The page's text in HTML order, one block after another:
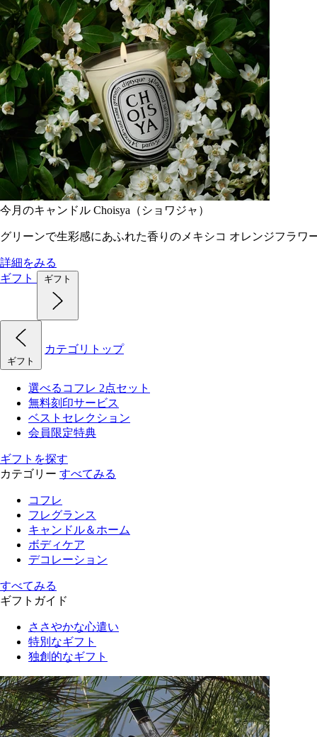
今月のキャンドル Choisya（ショワジャ）
グリーンで生彩感にあふれた香りのメキシコ オレンジフラ
詳細をみる
ギフト
ギフト
ギフト
カテゴリトップ
選べるコフレ 2点セット
無料刻印サービス
ベストセレクション
会員限定特典
ギフトを探す
カテゴリー すべてみる
コフレ
フレグランス
キャンドル＆ホーム
ボディケア
デコレーション
すべてみる
ギフトガイド
ささやかな心遣い
特別なギフト
独創的なギフト